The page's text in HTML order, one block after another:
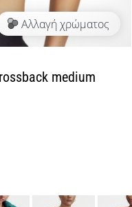
Αλλαγή χρώματος
medium